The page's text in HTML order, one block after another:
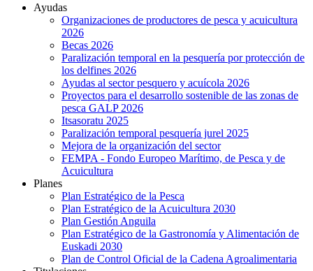
Ayudas
Organizaciones de productores de pesca y acuicultura
2026
Becas 2026
Paralización temporal en la pesquería por protección de
los delfines 2026
Ayudas al sector pesquero y acuícola 2026
Proyectos para el desarrollo sostenible de las zonas de
pesca GALP 2026
Itsasoratu 2025
Paralización temporal pesquería jurel 2025
Mejora de la organización del sector
FEMPA - Fondo Europeo Marítimo, de Pesca y de
Acuicultura
Planes
Plan Estratégico de la Pesca
Plan Estratégico de la Acuicultura 2030
Plan Gestión Anguila
Plan Estratégico de la Gastronomía y Alimentación de
Euskadi 2030
Plan de Control Oficial de la Cadena Agroalimentaria